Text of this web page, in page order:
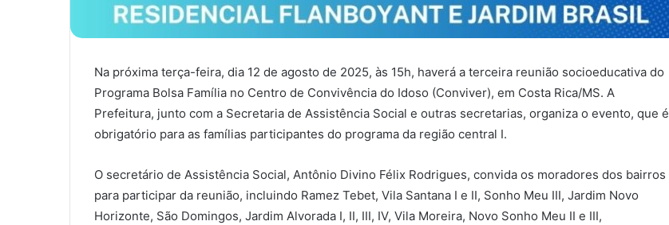
Na próxima terça-feira, dia 12 de agosto de 2025, às 15h, haverá a terceira reunião socioeducativa do
Programa Bolsa Família no Centro de Convivência do Idoso (Conviver), em Costa Rica/MS. A
Prefeitura, junto com a Secretaria de Assistência Social e outras secretarias, organiza o evento, que é
obrigatório para as famílias participantes do programa da região central I.
O secretário de Assistência Social, Antônio Divino Félix Rodrigues, convida os moradores dos bairros
para participar da reunião, incluindo Ramez Tebet, Vila Santana I e II, Sonho Meu III, Jardim Novo
Horizonte, São Domingos, Jardim Alvorada I, II, III, IV, Vila Moreira, Novo Sonho Meu II e III,